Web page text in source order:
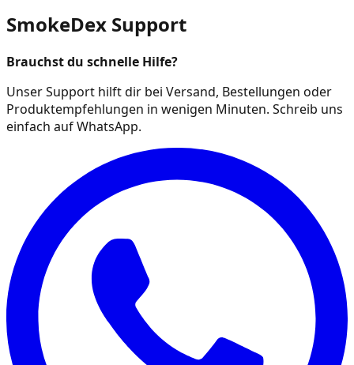
SmokeDex Support
Brauchst du schnelle Hilfe?
Unser Support hilft dir bei Versand, Bestellungen oder
Produktempfehlungen in wenigen Minuten. Schreib uns
einfach auf WhatsApp.